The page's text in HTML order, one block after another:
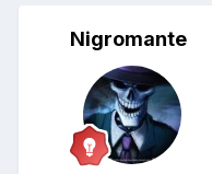
Nigromante